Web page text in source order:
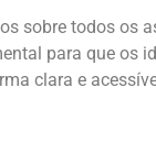
sobre todos os
para que os
clara e